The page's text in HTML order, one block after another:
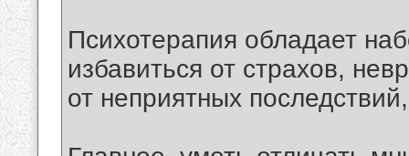
Психотерапия обладает
избавиться от страхов,
от неприятных